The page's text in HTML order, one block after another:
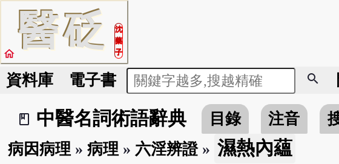
醫砭
沈
藥
子
home
資料庫 電子書 search
book_2
中醫名詞術語辭典 目錄 注音
病因病理 » 病理 » 六淫辨證» 濕熱內蘊